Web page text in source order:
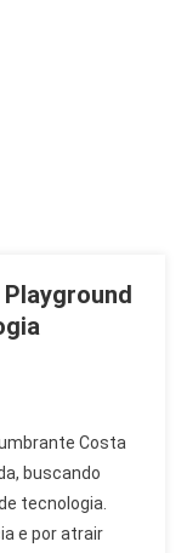
Costa
buscando
tecnologia.
e por atrair